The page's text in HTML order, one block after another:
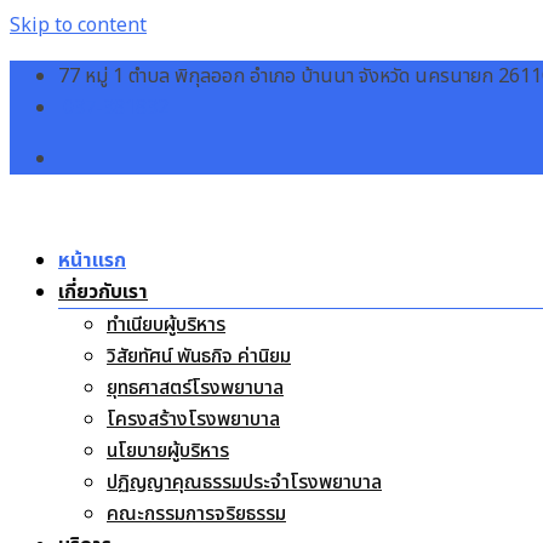
Skip to content
77 หมู่ 1 ตำบล พิกุลออก อำเภอ บ้านนา จังหวัด นครนายก
หน้าแรก
เกี่ยวกับเรา
ทำเนียบผู้บริหาร
วิสัยทัศน์ พันธกิจ ค่านิยม
ยุทธศาสตร์โรงพยาบาล
โครงสร้างโรงพยาบาล
นโยบายผู้บริหาร
ปฏิญญาคุณธรรมประจำโรงพยาบาล
คณะกรรมการจริยธรรม